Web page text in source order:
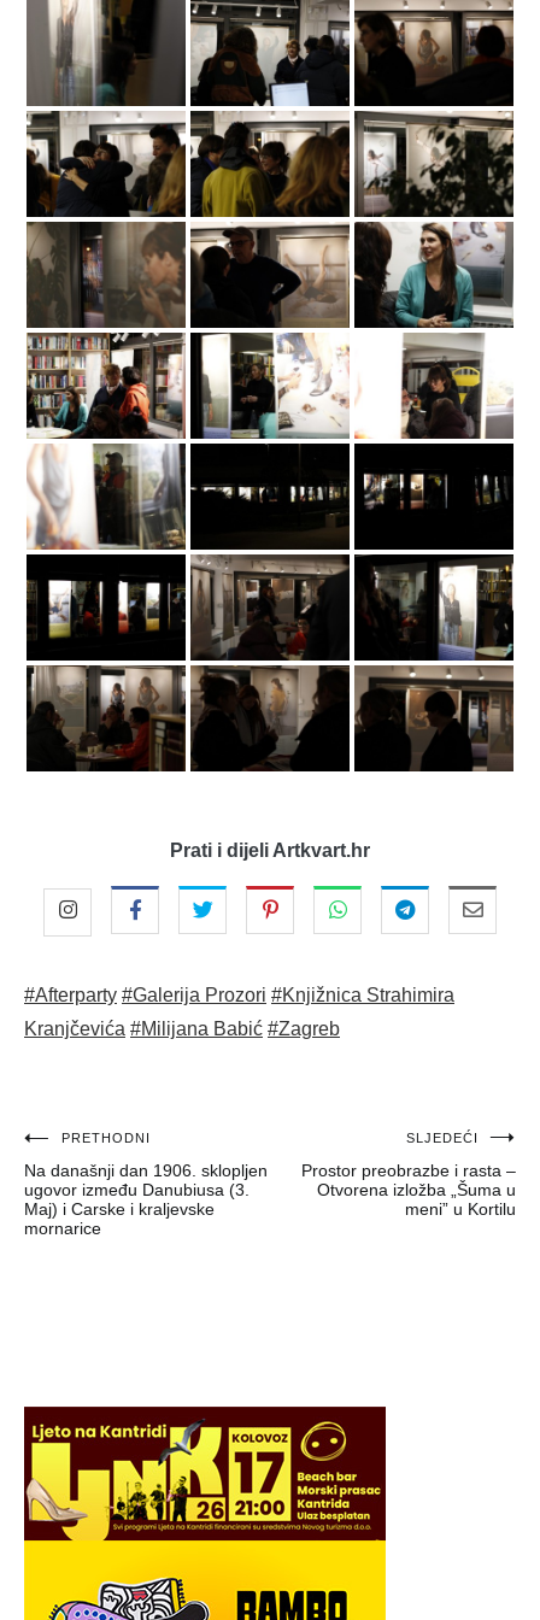
Prati i dijeli Artkvart.hr
#Afterparty #Galerija Prozori #Knjižnica Strahimira
Kranjčevića #Milijana Babić #Zagreb
Navigacija
objava
PRETHODNI
Na današnji dan 1906. sklopljen
ugovor između Danubiusa (3.
Maj) i Carske i kraljevske
mornarice
SLJEDEĆI
Prostor preobrazbe i rasta –
Otvorena izložba „Šuma u
meni” u Kortilu